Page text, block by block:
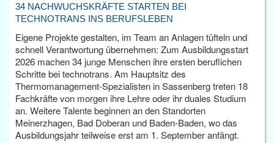
34 NACHWUCHSKRÄFTE STARTEN BEI
TECHNOTRANS INS BERUFSLEBEN
Eigene Projekte gestalten, im Team an Anlagen tüfteln und
schnell Verantwortung übernehmen: Zum Ausbildungsstart
2026 machen 34 junge Menschen ihre ersten beruflichen
Schritte bei technotrans. Am Hauptsitz des
Thermomanagement-Spezialisten in Sassenberg treten 18
Fachkräfte von morgen ihre Lehre oder ihr duales Studium
an. Weitere Talente beginnen an den Standorten
Meinerzhagen, Bad Doberan und Baden-Baden, wo das
Ausbildungsjahr teilweise erst am 1. September anfängt.